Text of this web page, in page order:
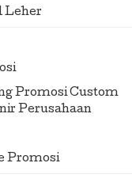
Leher
Promosi Custom
Perusahaan
Promosi